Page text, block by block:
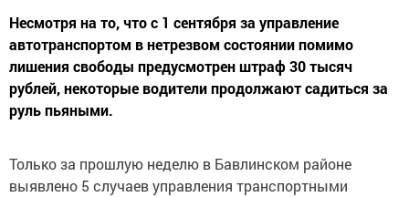
Несмотря на то, что с 1 сентября за управление
автотранспортом в нетрезвом состоянии помимо
лишения свободы предусмотрен штраф 30 тысяч
рублей, некоторые водители продолжают садиться за
руль пьяными.
Только за прошлую неделю в Бавлинском районе
выявлено 5 случаев управления транспортными